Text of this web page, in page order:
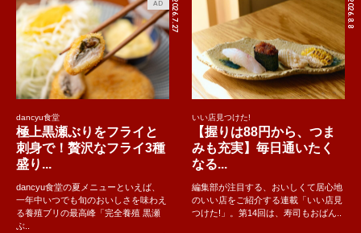
2026.7.27
AD
dancyu食堂
極上黒瀬ぶりをフライと
刺身で！贅沢なフライ3種
盛り...
dancyu食堂の夏メニューといえば、
一年中いつでも旬のおいしさを味わえ
る養殖ブリの最高峰「完全養殖 黒瀬
ぶ..
2026.8.8
いい店見つけた!
【握りは88円から、つま
みも充実】毎日通いたく
なる...
編集部が注目する、おいしくて居心地
のいい店をご紹介する連載「いい店見
つけた!」。第14回は、寿司もおばん..